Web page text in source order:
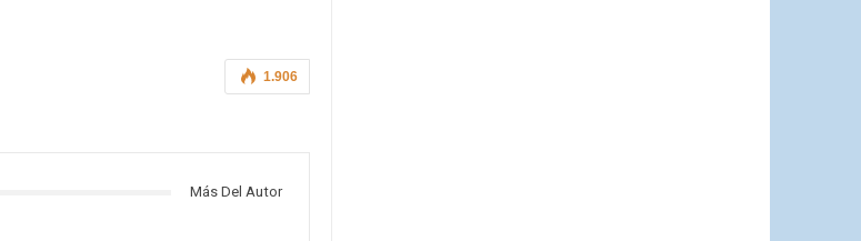
1.906
Más Del Autor